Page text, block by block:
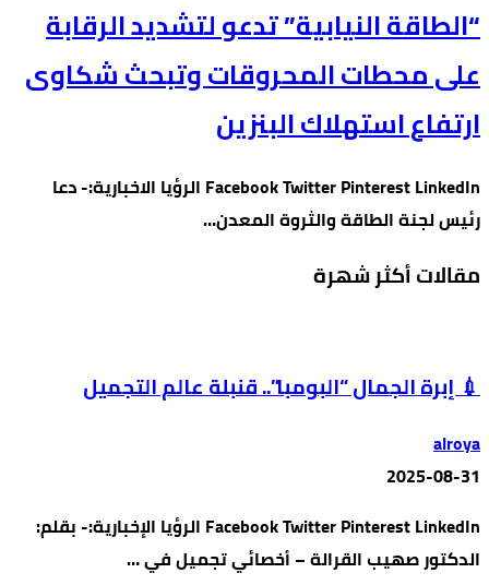
“الطاقة النيابية” تدعو لتشديد الرقابة
على محطات المحروقات وتبحث شكاوى
ارتفاع استهلاك البنزين
Facebook Twitter Pinterest LinkedIn الرؤيا الاخبارية:- دعا
رئيس لجنة الطاقة والثروة المعدن…
مقالات أكثر شهرة
💉 إبرة الجمال “البومبا”.. قنبلة عالم التجميل
alroya
2025-08-31
Facebook Twitter Pinterest LinkedIn الرؤيا الإخبارية:- بقلم:
الدكتور صهيب القرالة – أخصائي تجميل في …